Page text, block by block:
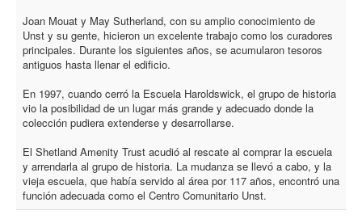
Joan Mouat y May Sutherland, con su amplio conocimiento de
Unst y su gente, hicieron un excelente trabajo como los curadores
principales. Durante los siguientes años, se acumularon tesoros
antiguos hasta llenar el edificio.
En 1997, cuando cerró la Escuela Haroldswick, el grupo de historia
vio la posibilidad de un lugar más grande y adecuado donde la
colección pudiera extenderse y desarrollarse.
El Shetland Amenity Trust acudió al rescate al comprar la escuela
y arrendarla al grupo de historia. La mudanza se llevó a cabo, y la
vieja escuela, que había servido al área por 117 años, encontró una
función adecuada como el Centro Comunitario Unst.